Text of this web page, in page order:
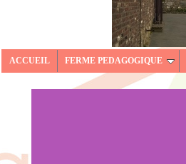
ACCUEIL FERME PEDAGOGIQUE